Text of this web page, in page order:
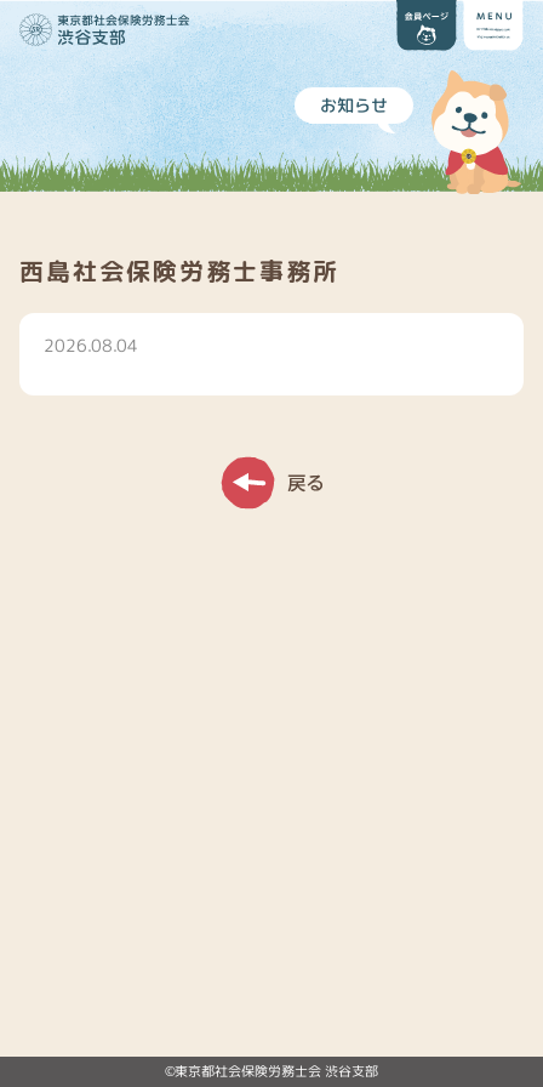
お知らせ
西島社会保険労務士事務所
2026.08.04
©東京都社会保険労務士会 渋谷支部